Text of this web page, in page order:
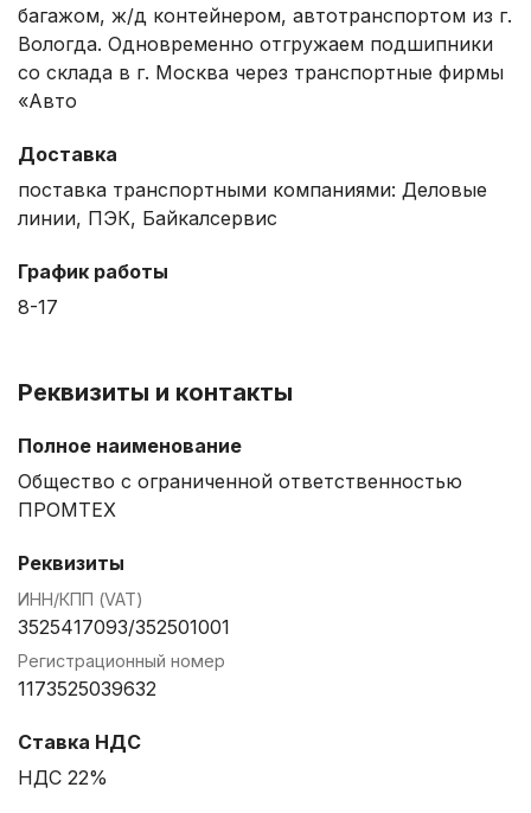
багажом, ж/д контейнером, автотранспортом из г.
Вологда. Одновременно отгружаем подшипники
со склада в г. Москва через транспортные фирмы
«Авто
Доставка
поставка транспортными компаниями: Деловые
линии, ПЭК, Байкалсервис
График работы
8-17
Реквизиты и контакты
Полное наименование
Общество с ограниченной ответственностью
ПРОМТЕХ
Реквизиты
ИНН/КПП (VAT)
3525417093/352501001
Регистрационный номер
1173525039632
Ставка НДС
НДС 22%